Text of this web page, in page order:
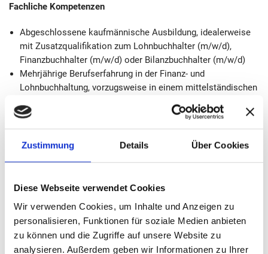
Zustimmung Details Über Cookies
Diese Webseite verwendet Cookies
Wir verwenden Cookies, um Inhalte und Anzeigen zu
personalisieren, Funktionen für soziale Medien anbieten
zu können und die Zugriffe auf unsere Website zu
analysieren. Außerdem geben wir Informationen zu Ihrer
Fachliche Kompetenzen
Abgeschlossene kaufmännische Ausbildung, idealerweise
mit Zusatzqualifikation zum Lohnbuchhalter (m/w/d),
Finanzbuchhalter (m/w/d) oder Bilanzbuchhalter (m/w/d)
Mehrjährige Berufserfahrung in der Finanz- und
Lohnbuchhaltung, vorzugsweise in einem mittelständischen
Sehr gute Kenntnisse im Steuer- und
Sozialversicherungsrecht sowie im Handelsrecht (HGB)
Erfahrung in der Lohn- und Gehaltsabrechnung mit DATEV
Persönliche Kompetenzen
Strukturierte, eigenständige und sorgfältige Arbeitsweise